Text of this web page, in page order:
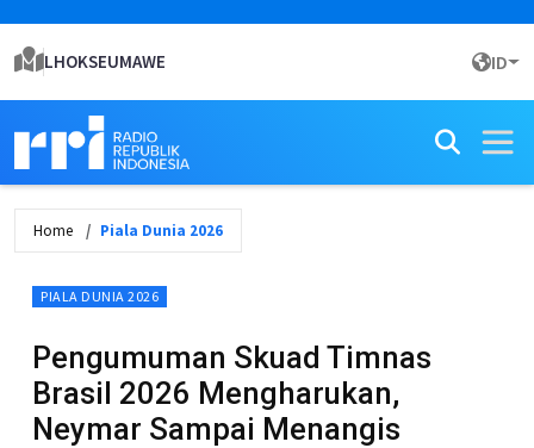
LHOKSEUMAWE ID
Home Piala Dunia 2026
PIALA DUNIA 2026
Pengumuman Skuad Timnas
Brasil 2026 Mengharukan,
Neymar Sampai Menangis